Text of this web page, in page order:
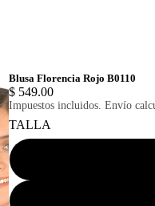
Blusa Florencia Rojo B0110
$ 549.00
Impuestos incluidos. Envío
TALLA